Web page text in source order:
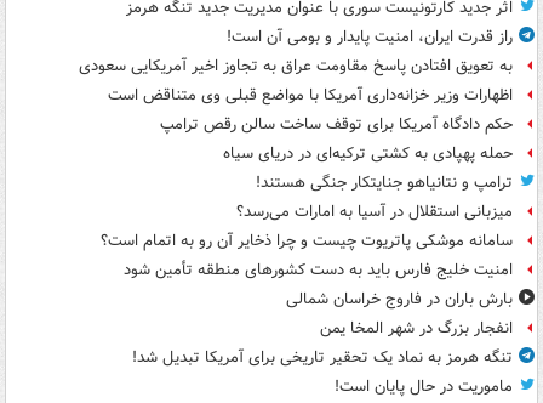
اثر جدید کارتونیست سوری با عنوان مدیریت جدید تنگه هرمز
راز قدرت ایران، امنیت پایدار و بومی آن است!
به تعویق افتادن پاسخ مقاومت عراق به تجاوز اخیر آمریکایی سعودی
اظهارات وزیر خزانه‌داری آمریکا با مواضع قبلی وی متناقض است
حکم دادگاه آمریکا برای توقف ساخت سالن رقص ترامپ
حمله پهپادی به کشتی ترکیه‌ای در دریای سیاه
ترامپ و نتانیاهو جنایتکار جنگی هستند!
میزبانی استقلال در آسیا به امارات می‌رسد؟
سامانه موشکی پاتریوت چیست و چرا ذخایر آن رو به اتمام است؟
امنیت خلیج فارس باید به دست کشورهای منطقه تأمین شود
بارش باران در فاروج خراسان شمالی
انفجار بزرگ در شهر المخا یمن
تنگه هرمز به نماد یک تحقیر تاریخی برای آمریکا تبدیل شد!
ماموریت در حال پایان است!